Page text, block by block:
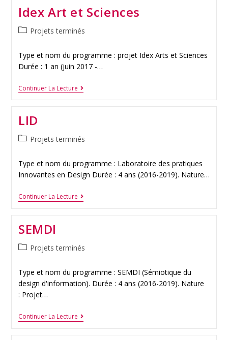
Idex Art et Sciences
Projets terminés
Type et nom du programme : projet Idex Arts et Sciences
Durée : 1 an (juin 2017 -…
Continuer La Lecture
LID
Projets terminés
Type et nom du programme : Laboratoire des pratiques
Innovantes en Design Durée : 4 ans (2016-2019). Nature…
Continuer La Lecture
SEMDI
Projets terminés
Type et nom du programme : SEMDI (Sémiotique du
design d'information). Durée : 4 ans (2016-2019). Nature
: Projet…
Continuer La Lecture